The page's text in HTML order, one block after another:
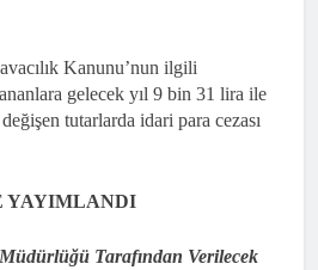
Kanunu’nun ilgili
gelecek yıl 9 bin 31 lira ile
tutarlarda idari para cezası
YAYIMLANDI
Tarafından Verilecek